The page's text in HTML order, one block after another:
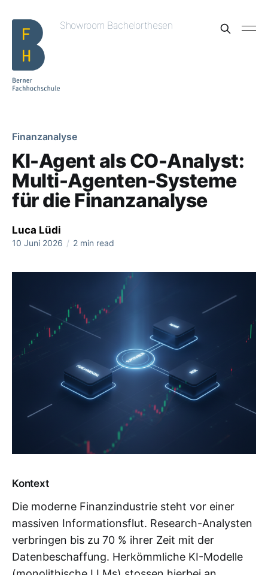
Showroom Bachelorthesen
Finanzanalyse
KI-Agent als CO-Analyst:
Multi-Agenten-Systeme
für die Finanzanalyse
Luca Lüdi
10 Juni 2026 / 2 min read
Kontext
Die moderne Finanzindustrie steht vor einer
massiven Informationsflut. Research-Analysten
verbringen bis zu 70 % ihrer Zeit mit der
Datenbeschaffung. Herkömmliche KI-Modelle